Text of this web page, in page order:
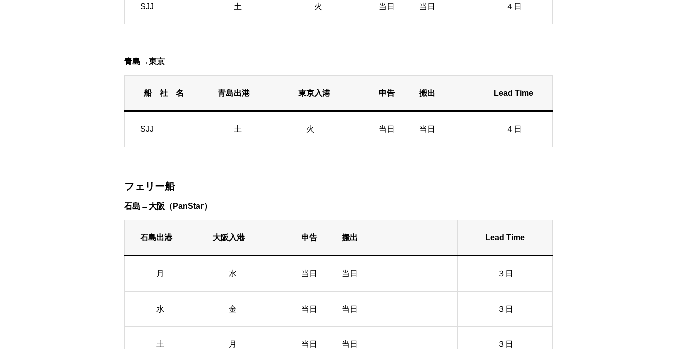
SJJ 土 火 当日 当日 ４日
青島→東京
船 社 名 青島出港 東京入港 申告 搬出 Lead Time
SJJ 土 火 当日 当日 ４日
フェリー船
石島→大阪（PanStar）
石島出港 大阪入港 申告 搬出 Lead Time
月 水 当日 当日 ３日
水 金 当日 当日 ３日
土 月 当日 当日 ３日